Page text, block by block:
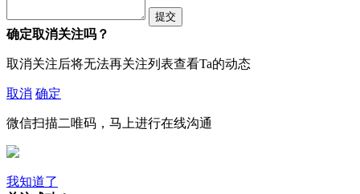
确定取消关注吗？
取消关注后将无法再关注列表查看Ta的动态
取消 确定
微信扫描二唯码，马上进行在线沟通
我知道了